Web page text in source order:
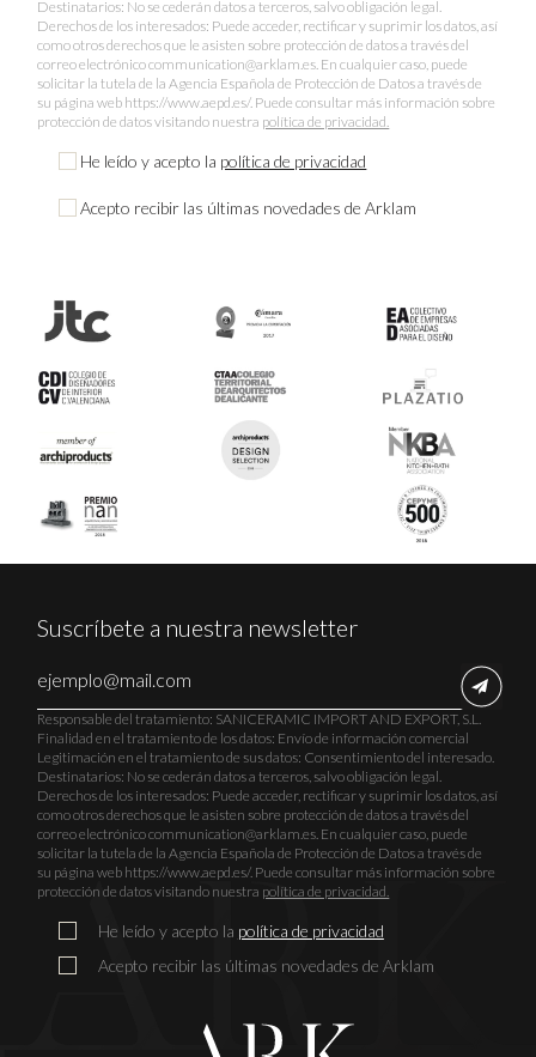
Destinatarios: No se cederán datos a terceros, salvo obligación legal.
Derechos de los interesados: Puede acceder, rectificar y suprimir los datos, así
como otros derechos que le asisten sobre protección de datos a través del
correo electrónico communication@arklam.es. En cualquier caso, puede
solicitar la tutela de la Agencia Española de Protección de Datos a través de
su página web https://www.aepd.es/. Puede consultar más información sobre
protección de datos visitando nuestra política de privacidad.
He leído y acepto la política de privacidad
Acepto recibir las últimas novedades de Arklam
Suscríbete a nuestra newsletter
Responsable del tratamiento: SANICERAMIC IMPORT AND EXPORT, S.L.
Finalidad en el tratamiento de los datos: Envío de información comercial
Legitimación en el tratamiento de sus datos: Consentimiento del interesado.
Destinatarios: No se cederán datos a terceros, salvo obligación legal.
Derechos de los interesados: Puede acceder, rectificar y suprimir los datos, así
como otros derechos que le asisten sobre protección de datos a través del
correo electrónico communication@arklam.es. En cualquier caso, puede
solicitar la tutela de la Agencia Española de Protección de Datos a través de
su página web https://www.aepd.es/. Puede consultar más información sobre
protección de datos visitando nuestra política de privacidad.
He leído y acepto la política de privacidad
Acepto recibir las últimas novedades de Arklam